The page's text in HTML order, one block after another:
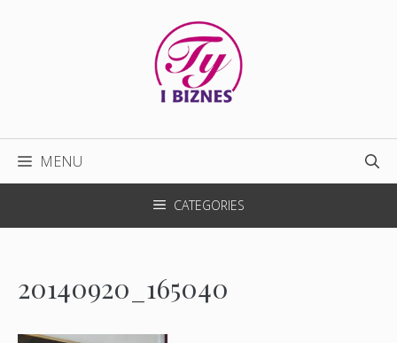
MENU
CATEGORIES
20140920_165040